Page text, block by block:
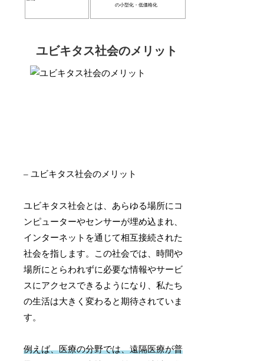
の小型化・低価格化
ユビキタス社会のメリット
– ユビキタス社会のメリット
ユビキタス社会とは、あらゆる場所にコ
ンピューターやセンサーが埋め込まれ、
インターネットを通じて相互接続された
社会を指します。この社会では、時間や
場所にとらわれずに必要な情報やサービ
スにアクセスできるようになり、私たち
の生活は大きく変わると期待されていま
す。
例えば、医療の分野では、遠隔医療が普